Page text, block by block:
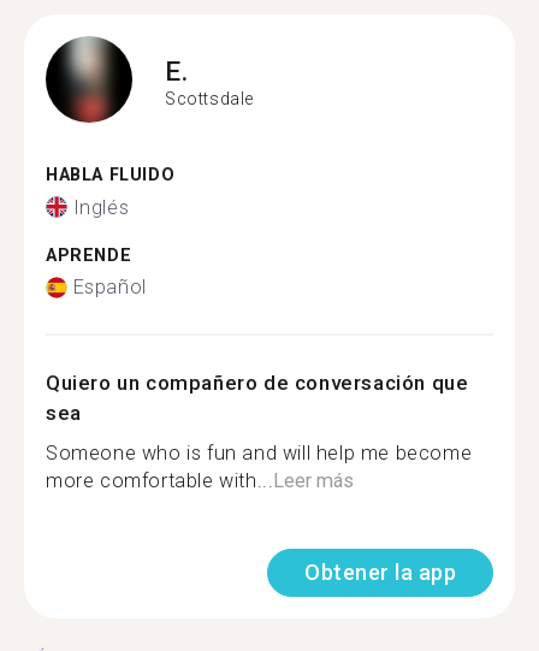
E.
Scottsdale
HABLA FLUIDO
Inglés
APRENDE
Español
Quiero un compañero de conversación que
sea
Someone who is fun and will help me become
more comfortable with...Leer más
Obtener la app